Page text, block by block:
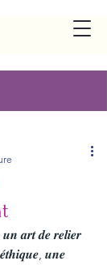
𝒂𝒓𝒕 𝒅𝒆 𝒓𝒆𝒍𝒊𝒆𝒓
𝒆́𝒕𝒉𝒊𝒒𝒖𝒆, 𝒖𝒏𝒆